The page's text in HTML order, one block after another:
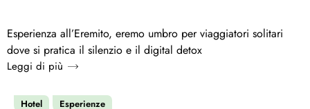
Esperienza all’Eremito, eremo umbro per viaggiatori solitari
dove si pratica il silenzio e il digital detox
Leggi di più
Hotel Esperienze